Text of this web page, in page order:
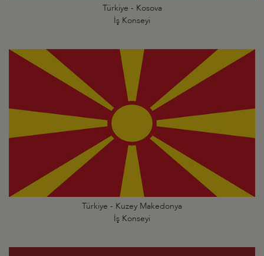
Türkiye - Kosova
İş Konseyi
Türkiye - Kuzey Makedonya
İş Konseyi